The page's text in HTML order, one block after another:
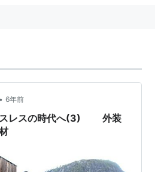
• 6年前
スレスの時代へ(3) 外装